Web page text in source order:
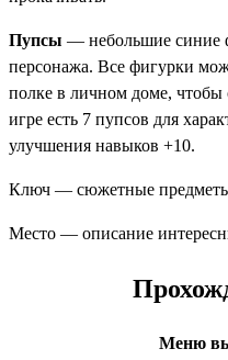
Пупсы — небольшие синие
персонажа. Все фигурки
полке в личном доме, чтобы
игре есть 7 пупсов для
улучшения навыков +10.
Ключ — сюжетные
Место — описание
Меню